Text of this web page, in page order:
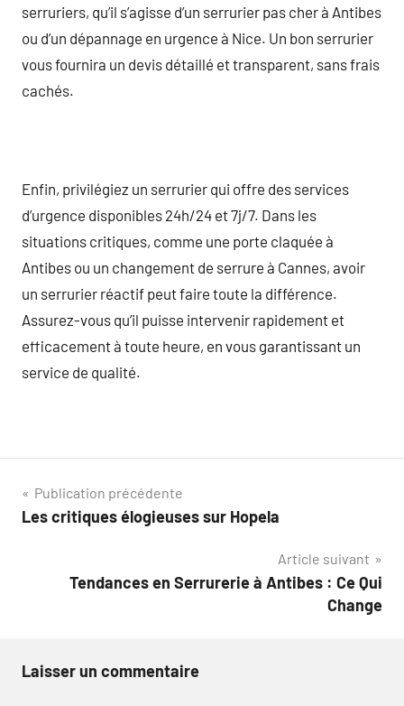
serruriers, qu’il s’agisse d’un serrurier pas cher à Antibes
ou d’un dépannage en urgence à Nice. Un bon serrurier
vous fournira un devis détaillé et transparent, sans frais
cachés.
Enfin, privilégiez un serrurier qui offre des services
d’urgence disponibles 24h/24 et 7j/7. Dans les
situations critiques, comme une porte claquée à
Antibes ou un changement de serrure à Cannes, avoir
un serrurier réactif peut faire toute la différence.
Assurez-vous qu’il puisse intervenir rapidement et
efficacement à toute heure, en vous garantissant un
service de qualité.
Navigation
de
Publication précédente
Les critiques élogieuses sur Hopela
Article suivant
Tendances en Serrurerie à Antibes : Ce Qui
Change
Laisser un commentaire